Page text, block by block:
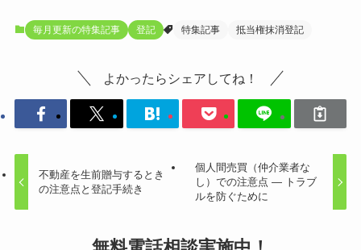
毎月更新の特集記事 登記 特集記事 抵当権抹消登記
よかったらシェアしてね！
不動産を生前贈与するとき
の注意点と登記手続き
個人間売買（仲介業者な
し）での注意点 — トラブ
ルを防ぐために